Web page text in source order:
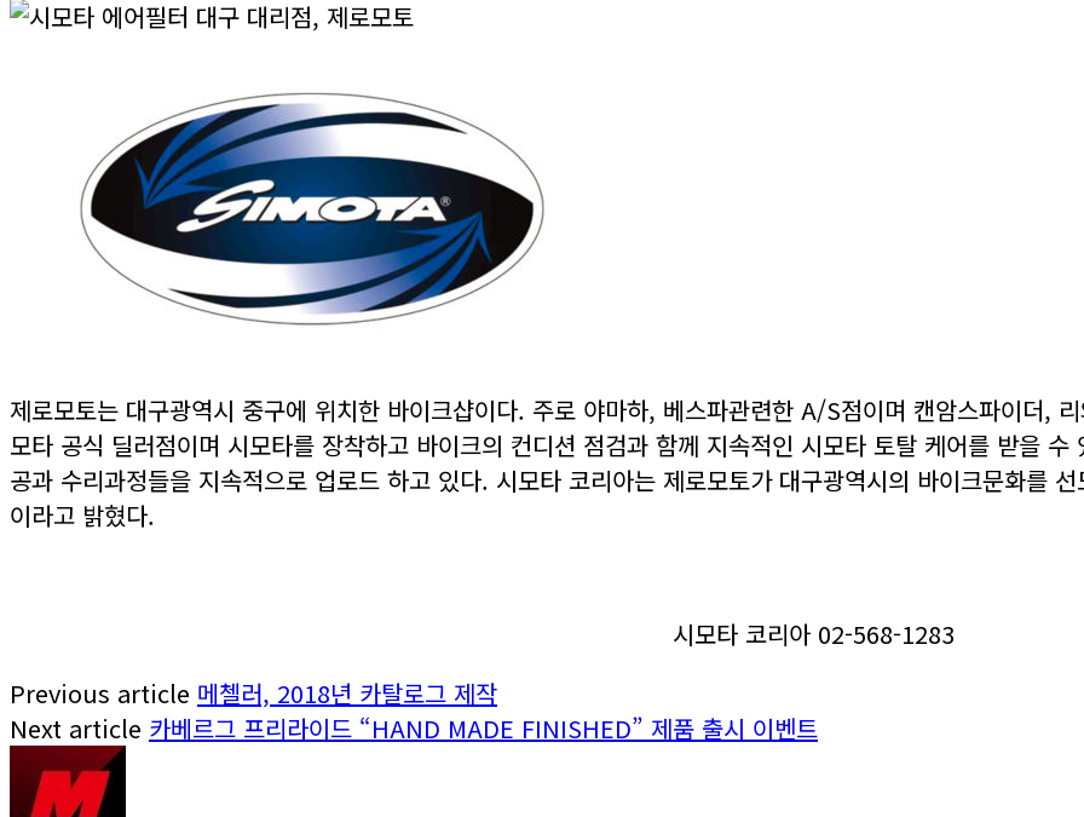
제로모토는 대구광역시 중구에 위치한 바이크샵이다. 주로 야마하, 베스파관련한 A/S점이며 캔암스파이더,
모타 공식 딜러점이며 시모타를 장착하고 바이크의 컨디션 점검과 함께 지속적인 시모타 토탈 케어를 받을
공과 수리과정들을 지속적으로 업로드 하고 있다. 시모타 코리아는 제로모토가 대구광역시의 바이크문화를
이라고 밝혔다.
시모타 코리아 02-568-1283
Previous article 메첼러, 2018년 카탈로그 제작
Next article 카베르그 프리라이드 “HAND MADE FINISHED” 제품 출시 이벤트